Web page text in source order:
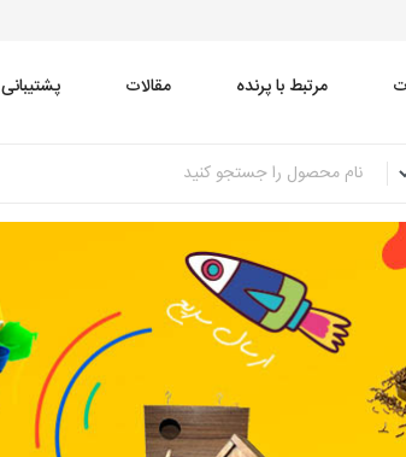
مرتبط با پرنده مقالات پشتیبانی